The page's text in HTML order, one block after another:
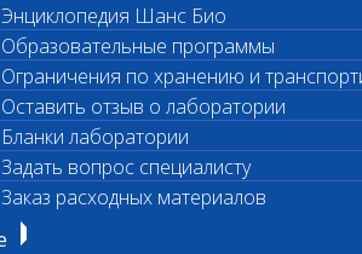
Энциклопедия Шанс Био
Образовательные программы
Ограничения по хранению и
Оставить отзыв о лаборатории
Бланки лаборатории
Задать вопрос специалисту
Заказ расходных материалов
исследования
962)